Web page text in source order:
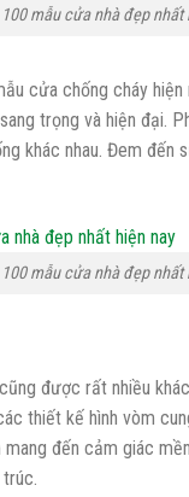
100 mẫu cửa nhà đẹp nhất
cửa chống cháy
trọng và hiện đại.
khác nhau. Đem đến
100 mẫu cửa nhà đẹp nhất
được rất nhiều
thiết kế hình vòm
đến cảm giác